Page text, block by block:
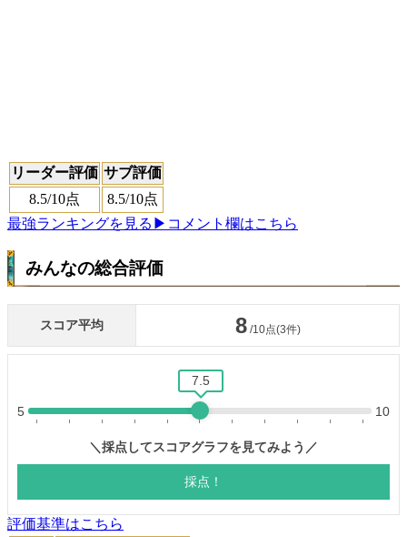
リーダー評価 サブ評価
8.5/10点 8.5/10点
最強ランキングを見る ▶コメント欄はこちら
みんなの総合評価
評価基準はこちら